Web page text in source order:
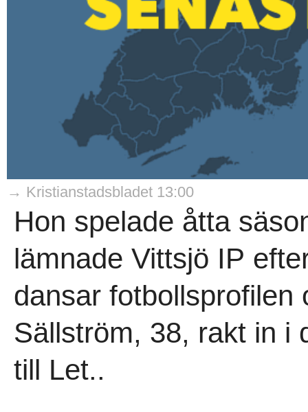
→ Kristianstadsbladet 13:00
Hon spelade åtta
lämnade Vittsjö IP
dansar fotbollsprofilen
Sällström, 38, rakt in i
till Let..